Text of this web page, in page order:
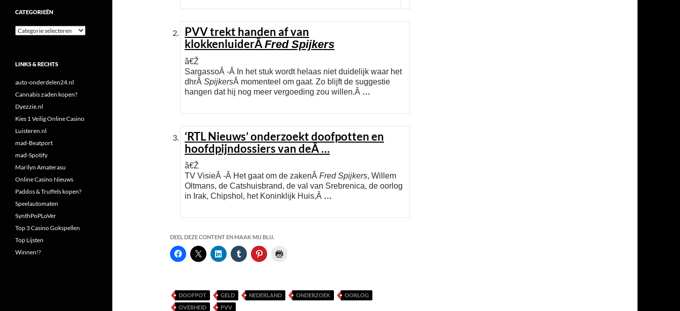
PVV trekt handen af van
klokkenluiderÂ Fred Spijkers
â€Ž
SargassoÂ -Â In het stuk wordt helaas niet duidelijk waar het
dhrÂ SpijkersÂ momenteel om gaat. Zo blijft de suggestie
hangen dat hij nog meer vergoeding zou willen.Â …
‘RTL Nieuws’ onderzoekt doofpotten en
hoofdpijndossiers van deÂ…
â€Ž
TV VisieÂ -Â Het gaat om de zakenÂ Fred Spijkers, Willem
Oltmans, de Catshuisbrand, de val van Srebrenica, de oorlog
in Irak, Chipshol, het Koninklijk Huis,Â …
DEEL DEZE CONTENT EN MAAK MIJ BLIJ.
DOOFPOT GELD NEDERLAND ONDERZOEK
OORLOG
OVERHEID
PVV
CATEGORIEËN
Categorieën
LINKS & RECHTS
auto-onderdelen24.nl
Cannabis zaden kopen?
Dyezzie.nl
Kies 1 Veilig Online Casino
Luisteren.nl
mad-Beatport
mad-Spotify
Marilyn Amaterasu
Online Casino Nieuws
Paddos & Truffels kopen?
Speelautomaten
SynthPoPLoVer
Top 3 Casino Gokspellen
Top Lijsten
Winnen!?